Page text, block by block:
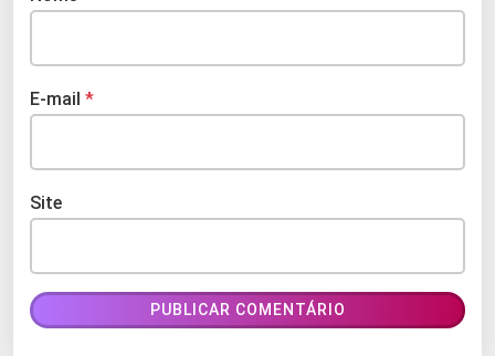
E-mail *
Site